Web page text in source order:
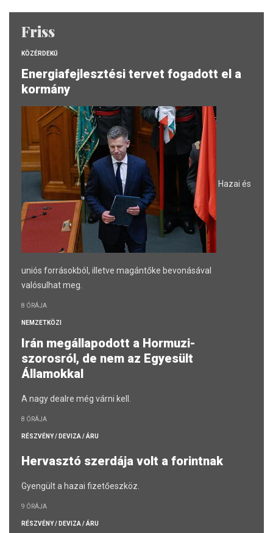
Friss
KÖZÉRDEKŰ
Energiafejlesztési tervet fogadott el a
kormány
Hazai és
uniós forrásokból, illetve magántőke bevonásával
valósulhat meg.
8 ÓRÁJA
NEMZETKÖZI
Irán megállapodott a Hormuzi-
szorosról, de nem az Egyesült
Államokkal
A nagy dealre még várni kell.
8 ÓRÁJA
RÉSZVÉNY / DEVIZA / ÁRU
Hervasztó szerdája volt a forintnak
Gyengült a hazai fizetőeszköz.
9 ÓRÁJA
RÉSZVÉNY / DEVIZA / ÁRU